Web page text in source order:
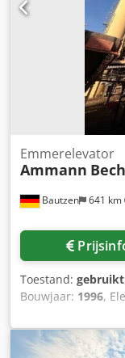
Bautzen 641 km
Emmerelevator
Ammann
Toestand: gebruikt
Bouwjaar: 1996,
het transporteren
Abhjf Hoogte: 26 m